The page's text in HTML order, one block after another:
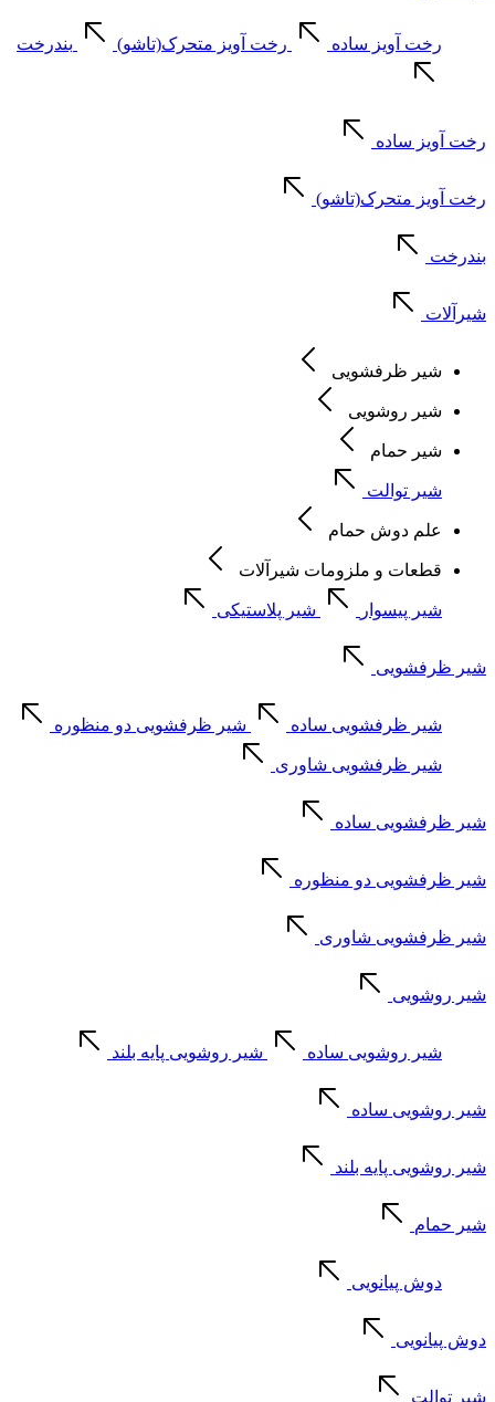
رخت آویز ساده رخت آویز متحرک(تاشو) بندرخت
رخت آویز ساده
رخت آویز متحرک(تاشو)
بندرخت
شیرآلات
شیر ظرفشویی
شیر روشویی
شیر حمام
شیر توالت
علم دوش حمام
قطعات و ملزومات شیرآلات
شیر پیسوار شیر پلاستیکی
شیر ظرفشویی
شیر ظرفشویی ساده شیر ظرفشویی دو منظوره
شیر ظرفشویی شاوری
شیر ظرفشویی ساده
شیر ظرفشویی دو منظوره
شیر ظرفشویی شاوری
شیر روشویی
شیر روشویی ساده شیر روشویی پایه بلند
شیر روشویی ساده
شیر روشویی پایه بلند
شیر حمام
دوش پیانویی
دوش پیانویی
شیر توالت